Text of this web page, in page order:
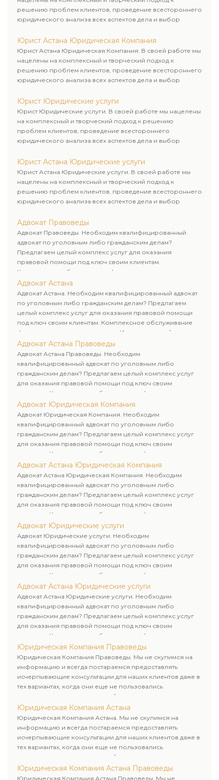
решению проблем клиентов, проведение всестороннего
юридического анализа всех аспектов дела и выбор
Юрист Астана Юридическая Компания
Юрист Астана Юридическая Компания. В своей работе мы
нацелены на комплексный и творческий подход к
решению проблем клиентов, проведение всестороннего
юридического анализа всех аспектов дела и выбор
Юрист Юридические услуги
Юрист Юридические услуги. В своей работе мы нацелены
на комплексный и творческий подход к решению
проблем клиентов, проведение всестороннего
юридического анализа всех аспектов дела и выбор
Юрист Астана Юридические услуги
Юрист Астана Юридические услуги. В своей работе мы
нацелены на комплексный и творческий подход к
решению проблем клиентов, проведение всестороннего
юридического анализа всех аспектов дела и выбор
Адвокат Правоведы
Адвокат Правоведы. Необходим квалифицированный
адвокат по уголовным либо гражданским делам?
Предлагаем целый комплекс услуг для оказания
правовой помощи под ключ своим клиентам.
Комплексное обслуживание физических и юридических
лиц. Индивидуальный подход к каждому клиенту.
Адвокат Астана
Адвокат Астана. Необходим квалифицированный адвокат
по уголовным либо гражданским делам? Предлагаем
целый комплекс услуг для оказания правовой помощи
под ключ своим клиентам. Комплексное обслуживание
физических и юридических лиц. Индивидуальный подход к
каждому клиенту.
Адвокат Астана Правоведы
Адвокат Астана Правоведы. Необходим
квалифицированный адвокат по уголовным либо
гражданским делам? Предлагаем целый комплекс услуг
для оказания правовой помощи под ключ своим
клиентам. Комплексное обслуживание физических и
юридических лиц. Индивидуальный подход к каждому
клиенту.
Адвокат Юридическая Компания
Адвокат Юридическая Компания. Необходим
квалифицированный адвокат по уголовным либо
гражданским делам? Предлагаем целый комплекс услуг
для оказания правовой помощи под ключ своим
клиентам. Комплексное обслуживание физических и
юридических лиц. Индивидуальный подход к каждому
клиенту.
Адвокат Астана Юридическая Компания
Адвокат Астана Юридическая Компания. Необходим
квалифицированный адвокат по уголовным либо
гражданским делам? Предлагаем целый комплекс услуг
для оказания правовой помощи под ключ своим
клиентам. Комплексное обслуживание физических и
юридических лиц. Индивидуальный подход к каждому
клиенту.
Адвокат Юридические услуги
Адвокат Юридические услуги. Необходим
квалифицированный адвокат по уголовным либо
гражданским делам? Предлагаем целый комплекс услуг
для оказания правовой помощи под ключ своим
клиентам. Комплексное обслуживание физических и
юридических лиц. Индивидуальный подход к каждому
клиенту.
Адвокат Астана Юридические услуги
Адвокат Астана Юридические услуги. Необходим
квалифицированный адвокат по уголовным либо
гражданским делам? Предлагаем целый комплекс услуг
для оказания правовой помощи под ключ своим
клиентам. Комплексное обслуживание физических и
юридических лиц. Индивидуальный подход к каждому
клиенту.
Юридическая Компания Правоведы
Юридическая Компания Правоведы. Мы не скупимся на
информацию и всегда постараемся предоставлять
исчерпывающие консультации для наших клиентов даже в
тех вариантах, когда они еще не пользовались
юридическими услугами нашей компании.
Юридическая Компания Астана
Юридическая Компания Астана. Мы не скупимся на
информацию и всегда постараемся предоставлять
исчерпывающие консультации для наших клиентов даже в
тех вариантах, когда они еще не пользовались
юридическими услугами нашей компании.
Юридическая Компания Астана Правоведы
Юридическая Компания Астана Правоведы. Мы не